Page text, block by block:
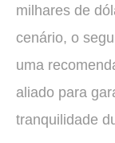
milhares de
cenário, o
uma
aliado para
tranquilidade